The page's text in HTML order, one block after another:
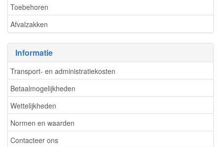
Toebehoren
Afvalzakken
Informatie
Transport- en administratiekosten
Betaalmogelijkheden
Wettelijkheden
Normen en waarden
Contacteer ons